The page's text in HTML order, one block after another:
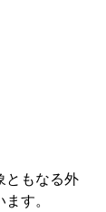
ともなる外
す。